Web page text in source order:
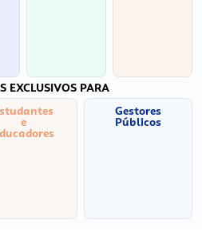
EXCLUSIVOS PARA
e
Gestores
Públicos